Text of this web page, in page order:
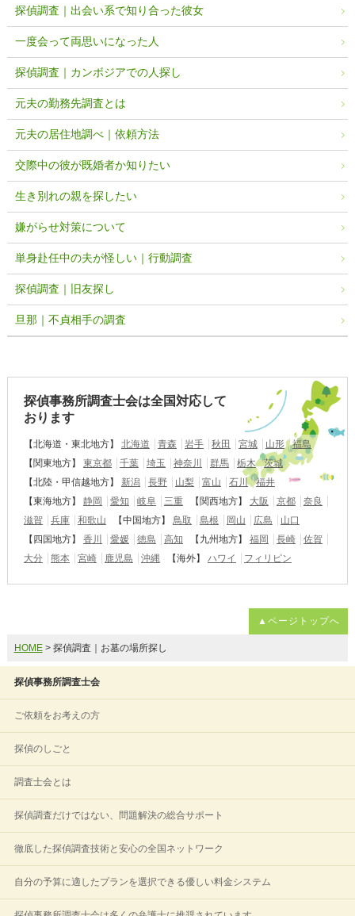
探偵調査｜出会い系で知り合った彼女
一度会って両思いになった人
探偵調査｜カンボジアでの人探し
元夫の勤務先調査とは
元夫の居住地調べ｜依頼方法
交際中の彼が既婚者か知りたい
生き別れの親を探したい
嫌がらせ対策について
単身赴任中の夫が怪しい｜行動調査
探偵調査｜旧友探し
旦那｜不貞相手の調査
探偵事務所調査士会は全国対応して
おります
【北海道・東北地方】 北海道 青森 岩手 秋田 宮城 山形
福島
【関東地方】
東京都 千葉 埼玉 神奈川 群馬 栃木
茨城
【北陸・甲信越地方】
新潟 長野 山梨 富山 石川
福井
【東海地方】
静岡 愛知 岐阜 三重 【関西地方】 大阪 京都
奈良
滋賀
兵庫 和歌山 【中国地方】 鳥取 島根 岡山 広島
山口
【四国地方】
香川 愛媛 徳島 高知 【九州地方】 福岡 長崎
佐賀
大分
熊本 宮崎 鹿児島 沖縄 【海外】 ハワイ フィリピン
▲ページトップへ
HOME> 探偵調査｜お墓の場所探し
探偵事務所調査士会
ご依頼をお考えの方
探偵のしごと
調査士会とは
探偵調査だけではない、問題解決の総合サポート
徹底した探偵調査技術と安心の全国ネットワーク
自分の予算に適したプランを選択できる優しい料金システム